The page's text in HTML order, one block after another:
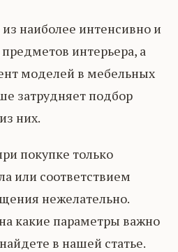
наиболее интенсивно и
интерьера, а
моделей в мебельных
затрудняет подбор
них.
покупке только
или соответствием
нежелательно.
какие параметры важно
в нашей статье.